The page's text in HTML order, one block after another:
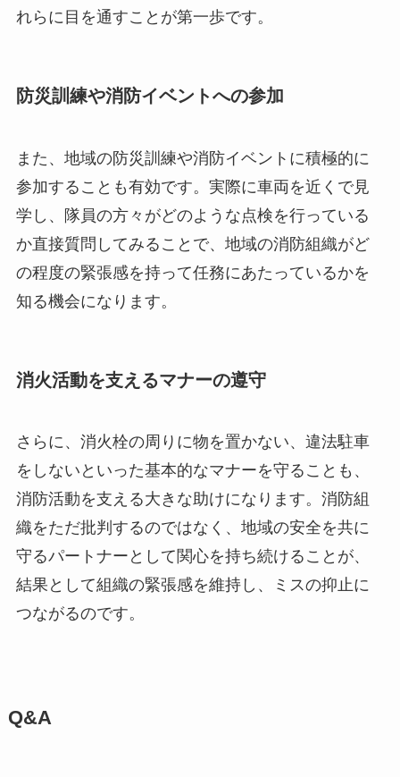
れらに目を通すことが第一歩です。
防災訓練や消防イベントへの参加
また、地域の防災訓練や消防イベントに積極的に
参加することも有効です。実際に車両を近くで見
学し、隊員の方々がどのような点検を行っている
か直接質問してみることで、地域の消防組織がど
の程度の緊張感を持って任務にあたっているかを
知る機会になります。
消火活動を支えるマナーの遵守
さらに、消火栓の周りに物を置かない、違法駐車
をしないといった基本的なマナーを守ることも、
消防活動を支える大きな助けになります。消防組
織をただ批判するのではなく、地域の安全を共に
守るパートナーとして関心を持ち続けることが、
結果として組織の緊張感を維持し、ミスの抑止に
つながるのです。
Q&A